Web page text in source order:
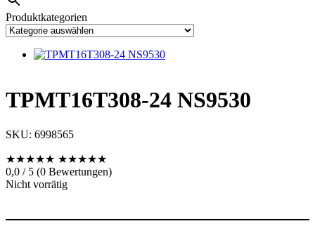
Produktkategorien
TPMT16T308-24 NS9530
SKU: 6998565
★★★★★ ★★★★★
0,0 / 5 (0 Bewertungen)
Nicht vorrätig